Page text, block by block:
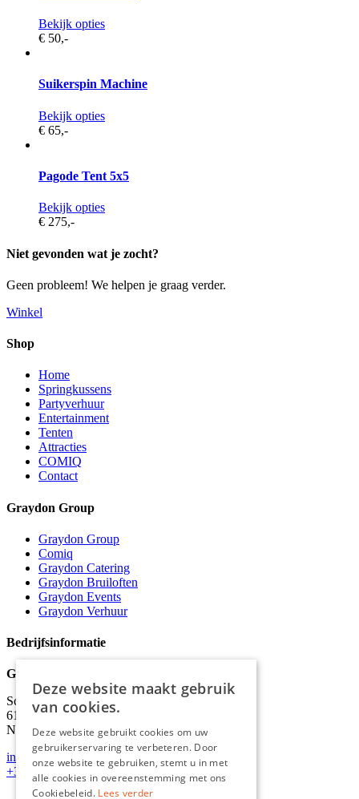
Bekijk opties
€ 50,-
Suikerspin Machine
Bekijk opties
€ 65,-
Pagode Tent 5x5
Bekijk opties
€ 275,-
Niet gevonden wat je zocht?
Geen probleem! We helpen je graag verder.
Winkel
Shop
Home
Springkussens
Partyverhuur
Entertainment
Tenten
Attracties
COMIQ
Contact
Graydon Group
Graydon Group
Comiq
Graydon Catering
Graydon Bruiloften
Graydon Events
Graydon Verhuur
Bedrijfsinformatie
Graydon
Schineksstraat 11,
6171 AM Stein
Nederland
info@graydonevents.nl
+316 11435859
Deze website maakt gebruik
van cookies.
Deze website gebruikt cookies om uw
gebruikerservaring te verbeteren. Door
onze website te gebruiken, stemt u in met
alle cookies in overeenstemming met ons
Cookiebeleid. Lees verder